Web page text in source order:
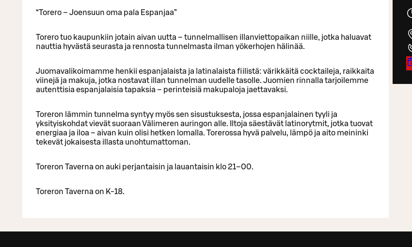
“Torero – Joensuun oma pala Espanjaa”
Torero tuo kaupunkiin jotain aivan uutta – tunnelmallisen illanviettopaikan niille, jotka haluavat
nauttia hyvästä seurasta ja rennosta tunnelmasta ilman yökerhojen hälinää.
Juomavalikoimamme henkii espanjalaista ja latinalaista fiilistä: värikkäitä cocktaileja, raikkaita
viinejä ja makuja, jotka nostavat illan tunnelman uudelle tasolle. Juomien rinnalla tarjoilemme
autenttisia espanjalaisia tapaksia – perinteisiä makupaloja jaettavaksi.
Toreron lämmin tunnelma syntyy myös sen sisustuksesta, jossa espanjalainen tyyli ja
yksityiskohdat vievät suoraan Välimeren auringon alle. Iltoja säestävät latinorytmit, jotka tuovat
energiaa ja iloa – aivan kuin olisi hetken lomalla. Torerossa hyvä palvelu, lämpö ja aito meininki
tekevät jokaisesta illasta unohtumattoman.
Toreron Taverna on auki perjantaisin ja lauantaisin klo 21–00.
Toreron Taverna on K-18.